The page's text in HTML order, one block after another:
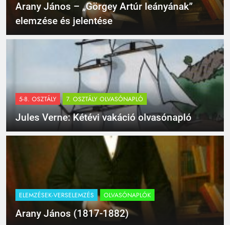
Arany János – „Görgey Artúr leányának”
elemzése és jelentése
5-8. OSZTÁLY 7. OSZTÁLY OLVASÓNAPLÓ
Jules Verne: Kétévi vakáció olvasónapló
ELEMZÉSEK-VERSELEMZÉS OLVASÓNAPLÓK
Arany János (1817-1882)